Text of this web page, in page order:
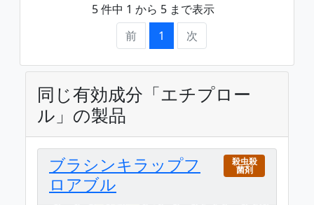
5 件中 1 から 5 まで表示
前
1 次
同じ有効成分「エチプロー
ル」の製品
ブラシンキラップフ
ロアブル
殺虫殺
菌剤